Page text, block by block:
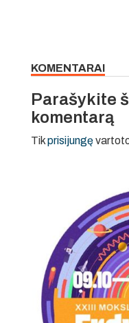
KOMENTARAI
Parašykite
komentarą
Tikprisijungę